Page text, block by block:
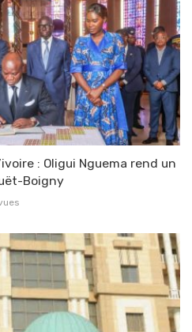
: Oligui Nguema rend un
Boigny